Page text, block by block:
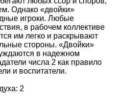
Однако «двойки»
игроки. Любые
в рабочем коллективе
им легко и раскрывают
стороны. «Двойки»
в надежном
числа 2 как правило
и воспитатели.
2